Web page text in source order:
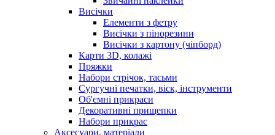
Висічки
Елементи з фетру
Висічки з пінорезини
Висічки з картону (чіпборд)
Карти 3D, колажі
Пряжки
Набори стрічок, тасьми
Сургучні печатки, віск, інструменти
Об'ємні прикраси
Декоративні прищепки
Набори прикрас
Аксесуари, матеріали